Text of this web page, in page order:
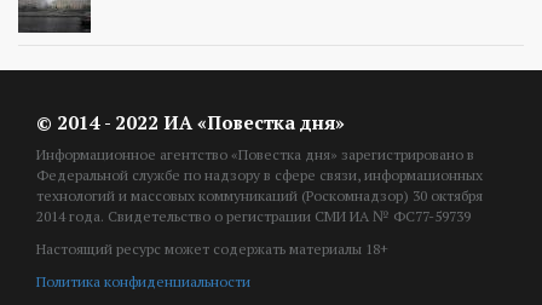
© 2014 - 2022 ИА «Повестка дня»
Информационное агентство «Повестка дня» зарегистрировано в
Федеральной службе по надзору в сфере связи, информационных
технологий и массовых коммуникаций (Роскомнадзор) 30 октября
2014 года. Свидетельство о регистрации СМИ ИА № ФС77-59739
Настоящий ресурс может содержать материалы 18+
Политика конфиденциальности